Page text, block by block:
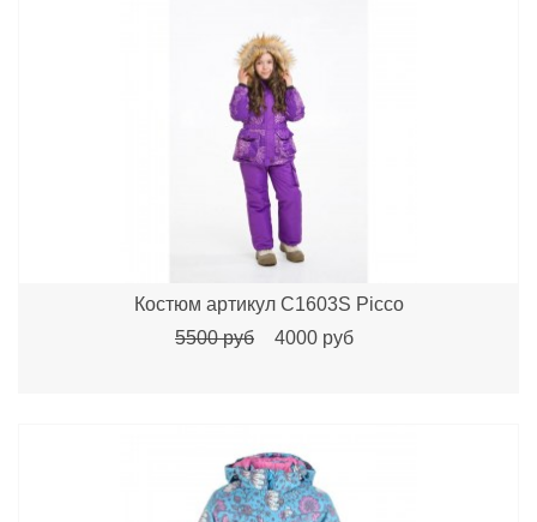
Костюм артикул C1603S Picco
5500 руб
4000 руб